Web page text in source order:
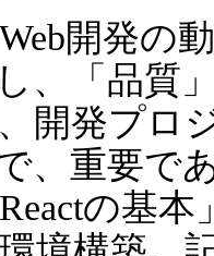
開発の
、「品質
開発プロ
、重要で
の基